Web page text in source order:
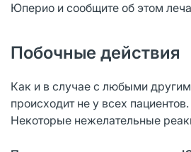
Юперио и сообщите об этом
Побочные действия
Как и в случае с любыми
происходит не у всех пациентов.
Некоторые нежелательные